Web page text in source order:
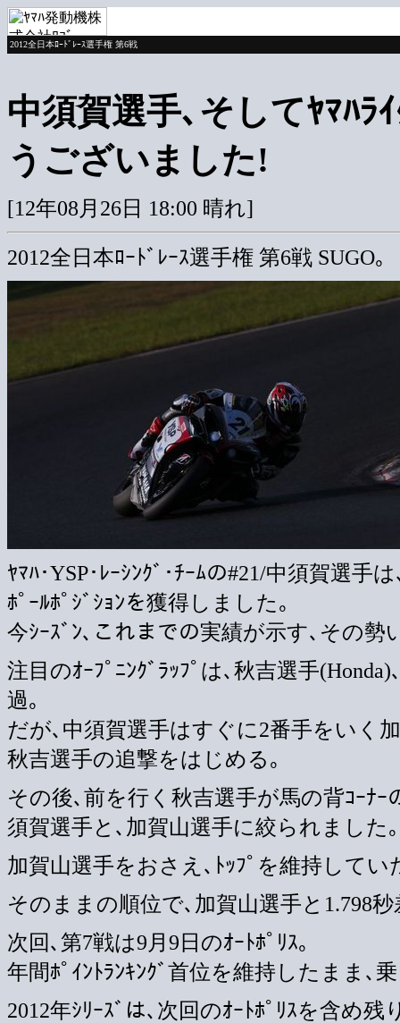
2012全日本ﾛｰﾄﾞﾚｰｽ選手権 第6戦
中須賀選手､そしてﾔﾏﾊﾗ
うございました!
[12年08月26日 18:00 晴れ]
2012全日本ﾛｰﾄﾞﾚｰｽ選手権 第6戦 SUGO｡
ﾔﾏﾊ･YSP･ﾚｰｼﾝｸﾞ･ﾁｰﾑの#21/中須賀選手
ﾎﾟｰﾙﾎﾟｼﾞｼｮﾝを獲得しました｡
今ｼｰｽﾞﾝ､これまでの実績が示す､その
注目のｵｰﾌﾟﾆﾝｸﾞﾗｯﾌﾟは､秋吉選手
過｡
だが､中須賀選手はすぐに2番手をいく
秋吉選手の追撃をはじめる｡
その後､前を行く秋吉選手が馬の背ｺｰﾅ
須賀選手と､加賀山選手に絞られました｡
加賀山選手をおさえ､ﾄｯﾌﾟを維持して
そのままの順位で､加賀山選手と1.798
次回､第7戦は9月9日のｵｰﾄﾎﾟﾘｽ｡
年間ﾎﾟｲﾝﾄﾗﾝｷﾝｸﾞ首位を維持したまま､
2012年ｼﾘｰｽﾞは､次回のｵｰﾄﾎﾟﾘｽを含め残